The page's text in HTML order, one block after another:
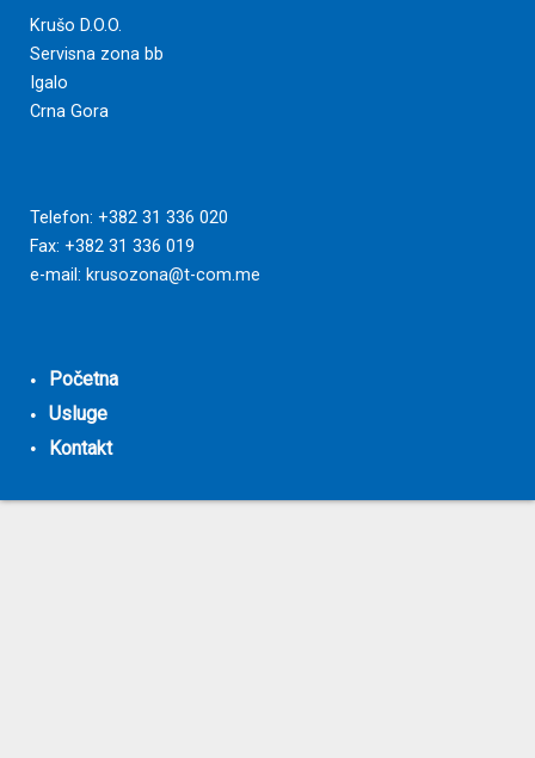
Krušo D.O.O.
Servisna zona bb
Igalo
Crna Gora
Telefon: +382 31 336 020
Fax: +382 31 336 019
e-mail: krusozona@t-com.me
Početna
Usluge
Kontakt